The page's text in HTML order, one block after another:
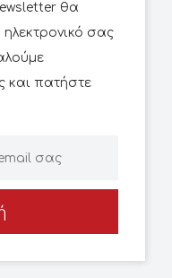
θα
σας
και πατήστε